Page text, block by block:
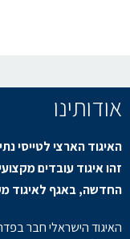
אודותינו
זהו איגוד עובדים
החדשה, באגף לאיגוד
האיגוד הישראלי חבר